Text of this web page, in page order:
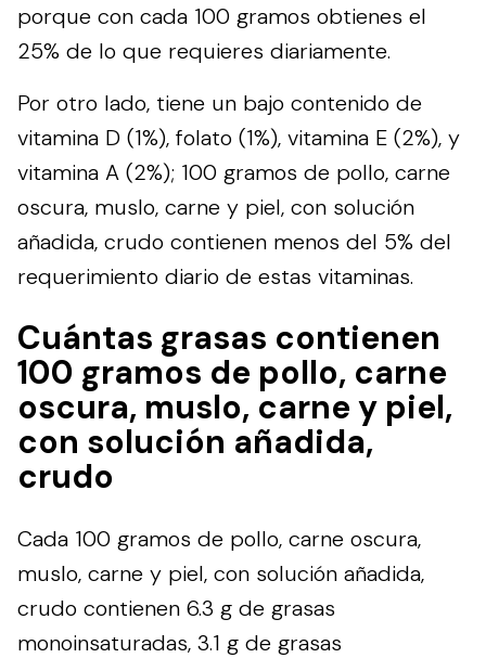
porque con cada 100 gramos obtienes el
25% de lo que requieres diariamente.
Por otro lado, tiene un bajo contenido de
vitamina D (1%), folato (1%), vitamina E (2%), y
vitamina A (2%); 100 gramos de pollo, carne
oscura, muslo, carne y piel, con solución
añadida, crudo contienen menos del 5% del
requerimiento diario de estas vitaminas.
Cuántas grasas contienen
100 gramos de pollo, carne
oscura, muslo, carne y piel,
con solución añadida,
crudo
Cada 100 gramos de pollo, carne oscura,
muslo, carne y piel, con solución añadida,
crudo contienen 6.3 g de grasas
monoinsaturadas, 3.1 g de grasas